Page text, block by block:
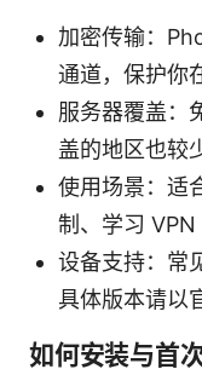
加密传输：
通道，保护你
服务器覆盖：
盖的地区也较
使用场景：适
制、学习 VPN
设备支持：常
具体版本请以
如何安装与首